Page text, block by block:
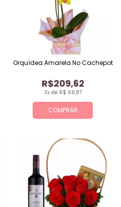
COMPRAR
3x de R$ 69,87
R$209,62
Orquídea Amarela No Cachepot